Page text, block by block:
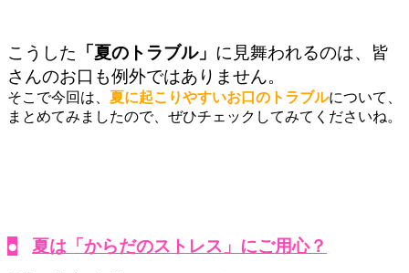
こうした 「夏のトラブル」 に見舞われるのは、皆
さんのお口も例外ではありません。
そこで今回は、 夏に起こりやすいお口のトラブルについて、
まとめてみましたので、ぜひチェックしてみてくださいね。
● 夏は「からだのストレス」にご用心？